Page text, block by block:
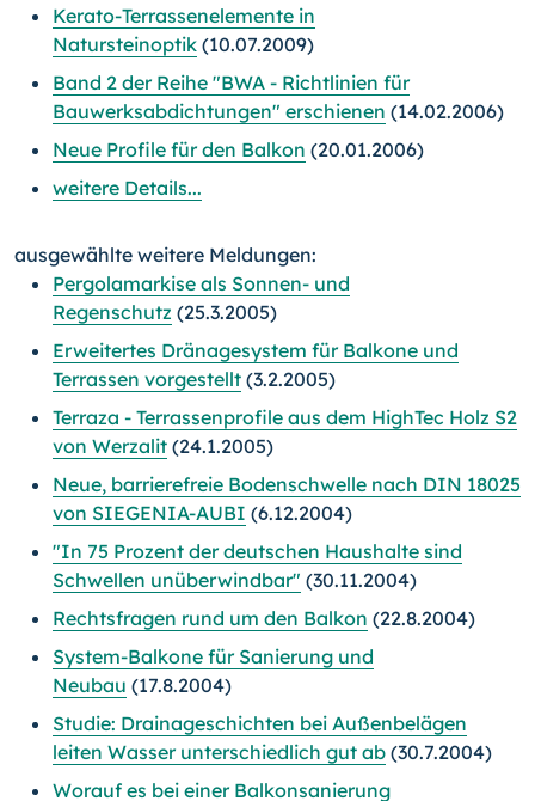
Kerato-Terrassenelemente in
Natursteinoptik (10.07.2009)
Band 2 der Reihe "BWA - Richtlinien für
Bauwerksabdichtungen" erschienen (14.02.2006)
Neue Profile für den Balkon (20.01.2006)
weitere Details...
ausgewählte weitere Meldungen:
Pergolamarkise als Sonnen- und
Regenschutz (25.3.2005)
Erweitertes Dränagesystem für Balkone und
Terrassen vorgestellt (3.2.2005)
Terraza - Terrassenprofile aus dem HighTec Holz S2
von Werzalit (24.1.2005)
Neue, barrierefreie Bodenschwelle nach DIN 18025
von SIEGENIA-AUBI (6.12.2004)
"In 75 Prozent der deutschen Haushalte sind
Schwellen unüberwindbar" (30.11.2004)
Rechtsfragen rund um den Balkon (22.8.2004)
System-Balkone für Sanierung und
Neubau (17.8.2004)
Studie: Drainageschichten bei Außenbelägen
leiten Wasser unterschiedlich gut ab (30.7.2004)
Worauf es bei einer Balkonsanierung